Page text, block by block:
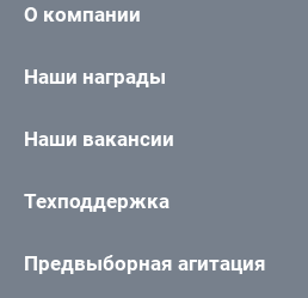
О компании
Наши награды
Наши вакансии
Техподдержка
Предвыборная агитация